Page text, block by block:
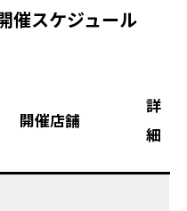
催スケジュール
開催店舗
詳
細